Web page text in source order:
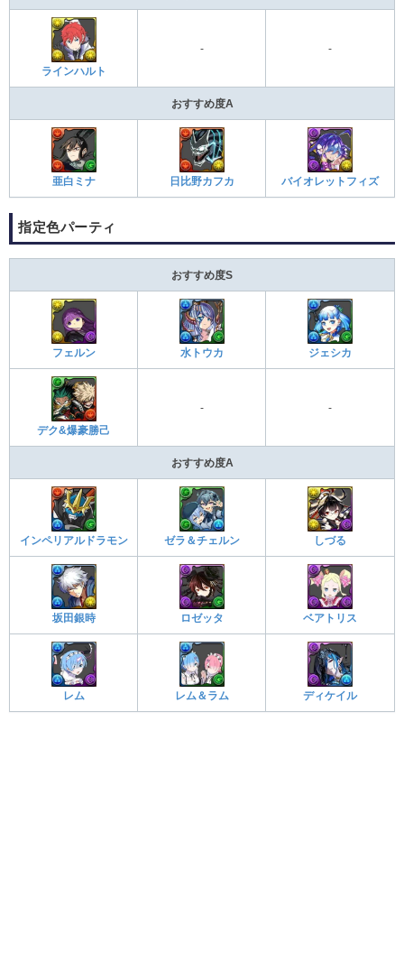
ラインハルト
- -
おすすめ度A
亜白ミナ 日比野カフカ バイオレットフィズ
指定色パーティ
おすすめ度S
フェルン 水トウカ ジェシカ
デク&爆豪勝己
- -
おすすめ度A
インペリアルドラモン ゼラ＆チェルン しづる
坂田銀時 ロゼッタ ベアトリス
レム レム＆ラム ディケイル